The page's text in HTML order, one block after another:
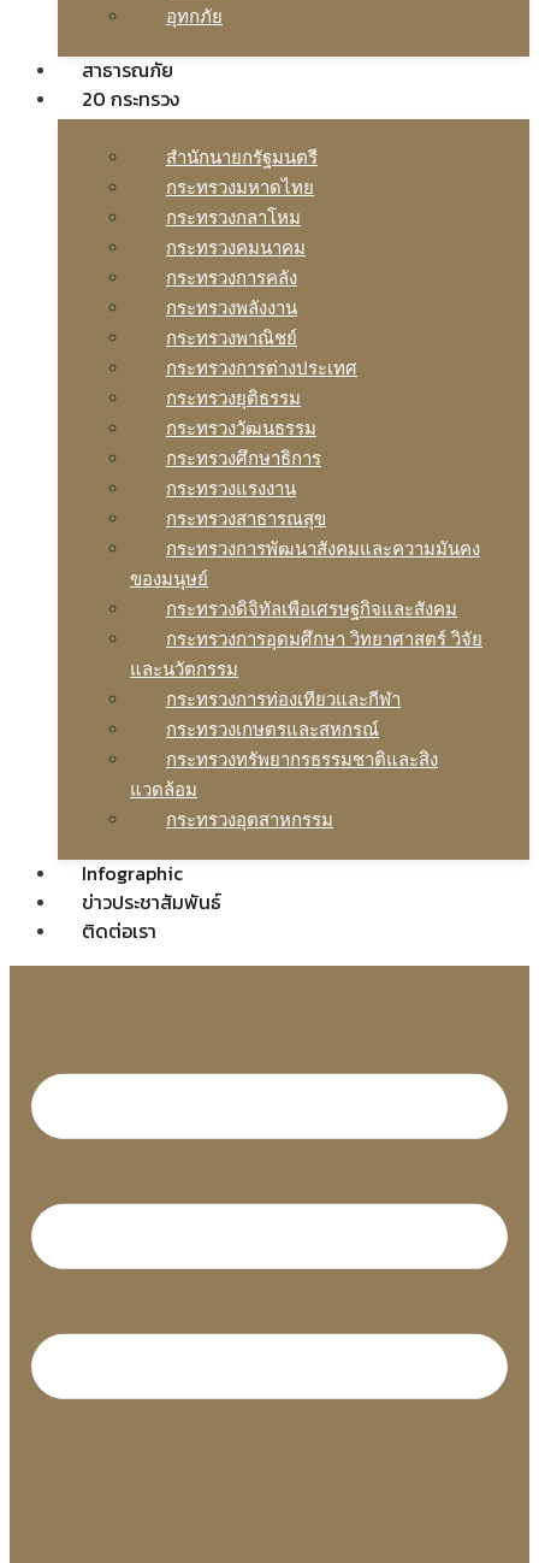
อุทกภัย
สาธารณภัย
20 กระทรวง
สํานักนายกรัฐมนตรี
กระทรวงมหาดไทย
กระทรวงกลาโหม
กระทรวงคมนาคม
กระทรวงการคลัง
กระทรวงพลังงาน
กระทรวงพาณิชย์
กระทรวงการต่างประเทศ
กระทรวงยุติธรรม
กระทรวงวัฒนธรรม
กระทรวงศึกษาธิการ
กระทรวงแรงงาน
กระทรวงสาธารณสุข
กระทรวงการพัฒนาสังคมและความมันคง
ของมนุษย์
กระทรวงดิจิทัลเพือเศรษฐกิจและสังคม
กระทรวงการอุดมศึกษา วิทยาศาสตร์ วิจัย
และนวัตกรรม
กระทรวงการท่องเทียวและกีฬา
กระทรวงเกษตรและสหกรณ์
กระทรวงทรัพยากรธรรมชาติและสิง
แวดล้อม
กระทรวงอุตสาหกรรม
Infographic
ข่าวประชาสัมพันธ์
ติดต่อเรา